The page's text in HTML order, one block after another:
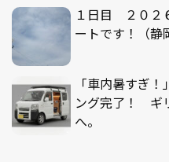
１日目 ２０２
ートです！（静
「車内暑すぎ
ング完了！ ギ
へ。